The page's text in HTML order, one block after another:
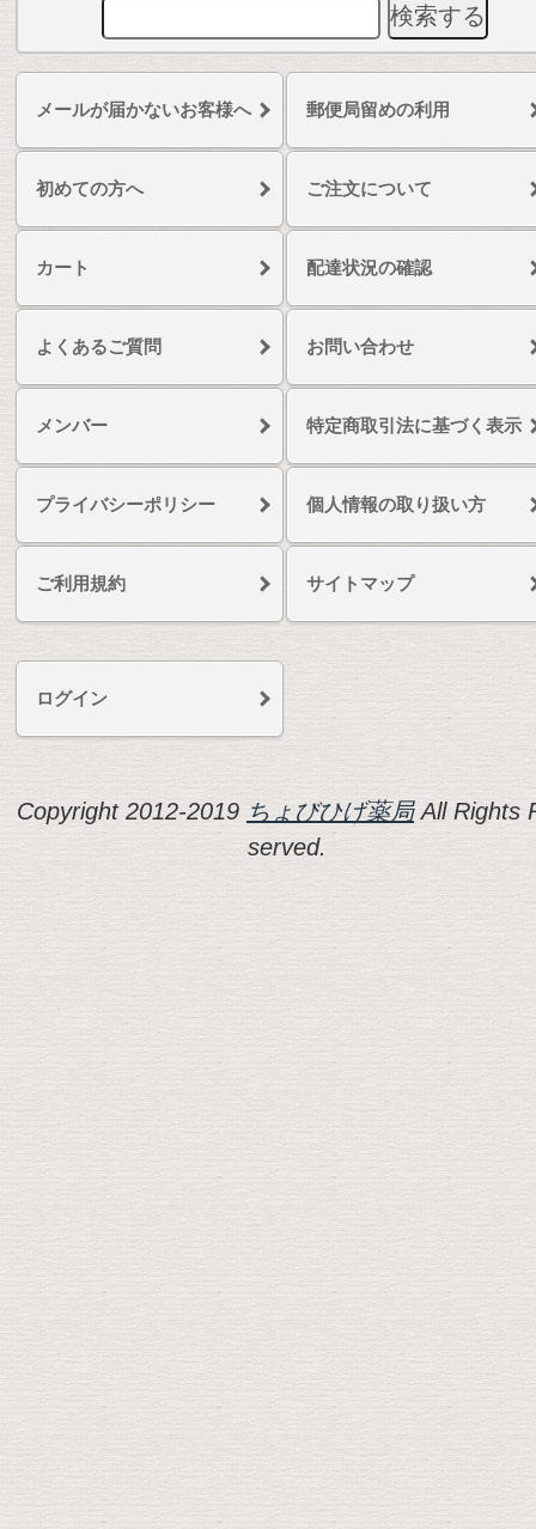
メールが届かないお客様へ 郵便局留めの利用
初めての方へ ご注文について
カート 配達状況の確認
よくあるご質問 お問い合わせ
メンバー 特定商取引法に基づく表示
プライバシーポリシー 個人情報の取り扱い方
ご利用規約 サイトマップ
ログイン
Copyright 2012-2019 ちょびひげ薬局All Rights
served.